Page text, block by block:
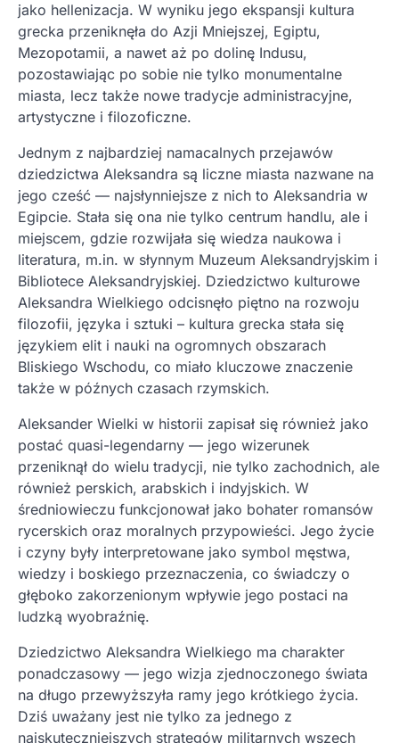
jako hellenizacja. W wyniku jego ekspansji kultura
grecka przeniknęła do Azji Mniejszej, Egiptu,
Mezopotamii, a nawet aż po dolinę Indusu,
pozostawiając po sobie nie tylko monumentalne
miasta, lecz także nowe tradycje administracyjne,
artystyczne i filozoficzne.
Jednym z najbardziej namacalnych przejawów
dziedzictwa Aleksandra są liczne miasta nazwane na
jego cześć — najsłynniejsze z nich to Aleksandria w
Egipcie. Stała się ona nie tylko centrum handlu, ale i
miejscem, gdzie rozwijała się wiedza naukowa i
literatura, m.in. w słynnym Muzeum Aleksandryjskim i
Bibliotece Aleksandryjskiej. Dziedzictwo kulturowe
Aleksandra Wielkiego odcisnęło piętno na rozwoju
filozofii, języka i sztuki – kultura grecka stała się
językiem elit i nauki na ogromnych obszarach
Bliskiego Wschodu, co miało kluczowe znaczenie
także w późnych czasach rzymskich.
Aleksander Wielki w historii zapisał się również jako
postać quasi-legendarny — jego wizerunek
przeniknął do wielu tradycji, nie tylko zachodnich, ale
również perskich, arabskich i indyjskich. W
średniowieczu funkcjonował jako bohater romansów
rycerskich oraz moralnych przypowieści. Jego życie
i czyny były interpretowane jako symbol męstwa,
wiedzy i boskiego przeznaczenia, co świadczy o
głęboko zakorzenionym wpływie jego postaci na
ludzką wyobraźnię.
Dziedzictwo Aleksandra Wielkiego ma charakter
ponadczasowy — jego wizja zjednoczonego świata
na długo przewyższyła ramy jego krótkiego życia.
Dziś uważany jest nie tylko za jednego z
najskuteczniejszych strategów militarnych wszech